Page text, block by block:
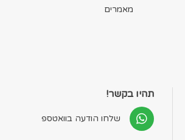
מאמרים
תהיו בקשר!
שלחו הודעה בוואטספ